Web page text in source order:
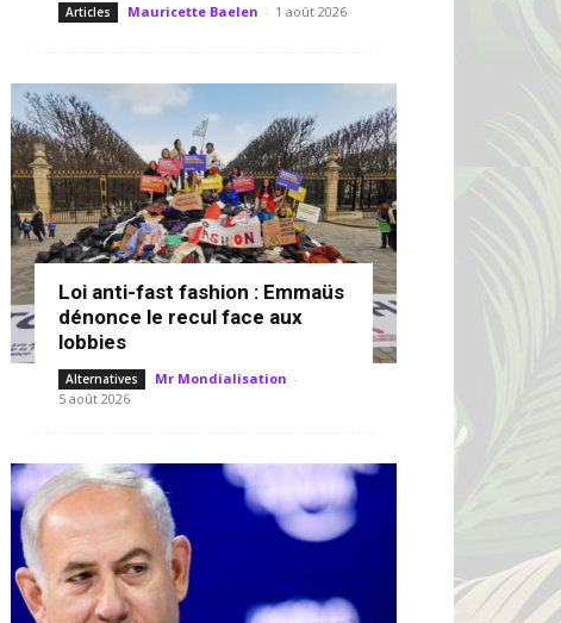
Articles Mauricette Baelen - 1 août 2026
Loi anti-fast fashion : Emmaüs
dénonce le recul face aux
lobbies
Alternatives Mr Mondialisation -
5 août 2026